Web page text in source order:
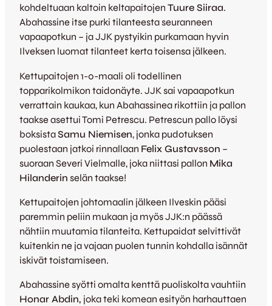
kohdeltuaan kaltoin keltapaitojen Tuure Siiraa.
Abahassine itse purki tilanteesta seuranneen
vapaapotkun – ja JJK pystyikin purkamaan hyvin
Ilveksen luomat tilanteet kerta toisensa jälkeen.
Kettupaitojen 1-0-maali oli todellinen
topparikolmikon taidonäyte. JJK sai vapaapotkun
verrattain kaukaa, kun Abahassinea rikottiin ja pallon
taakse asettui Tomi Petrescu. Petrescun pallo löysi
boksistaSamu Niemisen, jonka pudotuksen
puolestaan jatkoi rinnallaan Felix Gustavsson –
suoraan Severi Vielmalle, joka niittasi pallon Mika
Hilanderin selän taakse!
Kettupaitojen johtomaalin jälkeen Ilveskin pääsi
paremmin peliin mukaan ja myös JJK:n päässä
nähtiin muutamia tilanteita. Kettupaidat selvittivät
kuitenkin ne ja vajaan puolen tunnin kohdalla isännät
iskivät toistamiseen.
Abahassine syötti omalta kenttä puoliskolta vauhtiin
Honar Abdin, joka teki komean esityön harhauttaen